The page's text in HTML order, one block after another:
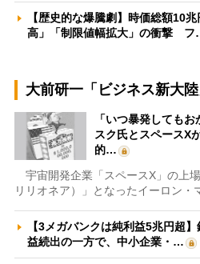
【歴史的な爆騰劇】時価総額10
高」「制限値幅拡大」の衝撃
大前研一「ビジネス新大
「いつ暴発しても
スク氏とスペースX
的…
宇宙開発企業「スペースX」の上
リリオネア）」となったイーロン
【3メガバンクは純利益5兆円超
益続出の一方で、中小企業・…